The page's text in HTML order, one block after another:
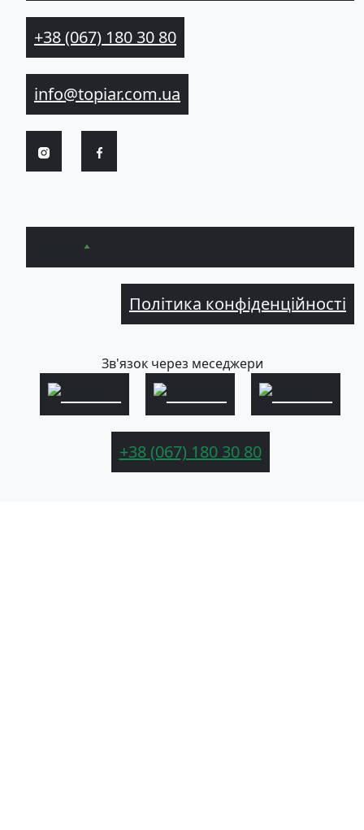
+38 (067) 180 30 80
info@topiar.com.ua
Політика конфіденційності
Зв'язок через меседжери
+38 (067) 180 30 80